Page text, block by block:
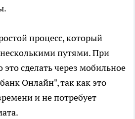
процесс, который
путями. При
это сделать через мобильное
Онлайн", так как это
и не потребует